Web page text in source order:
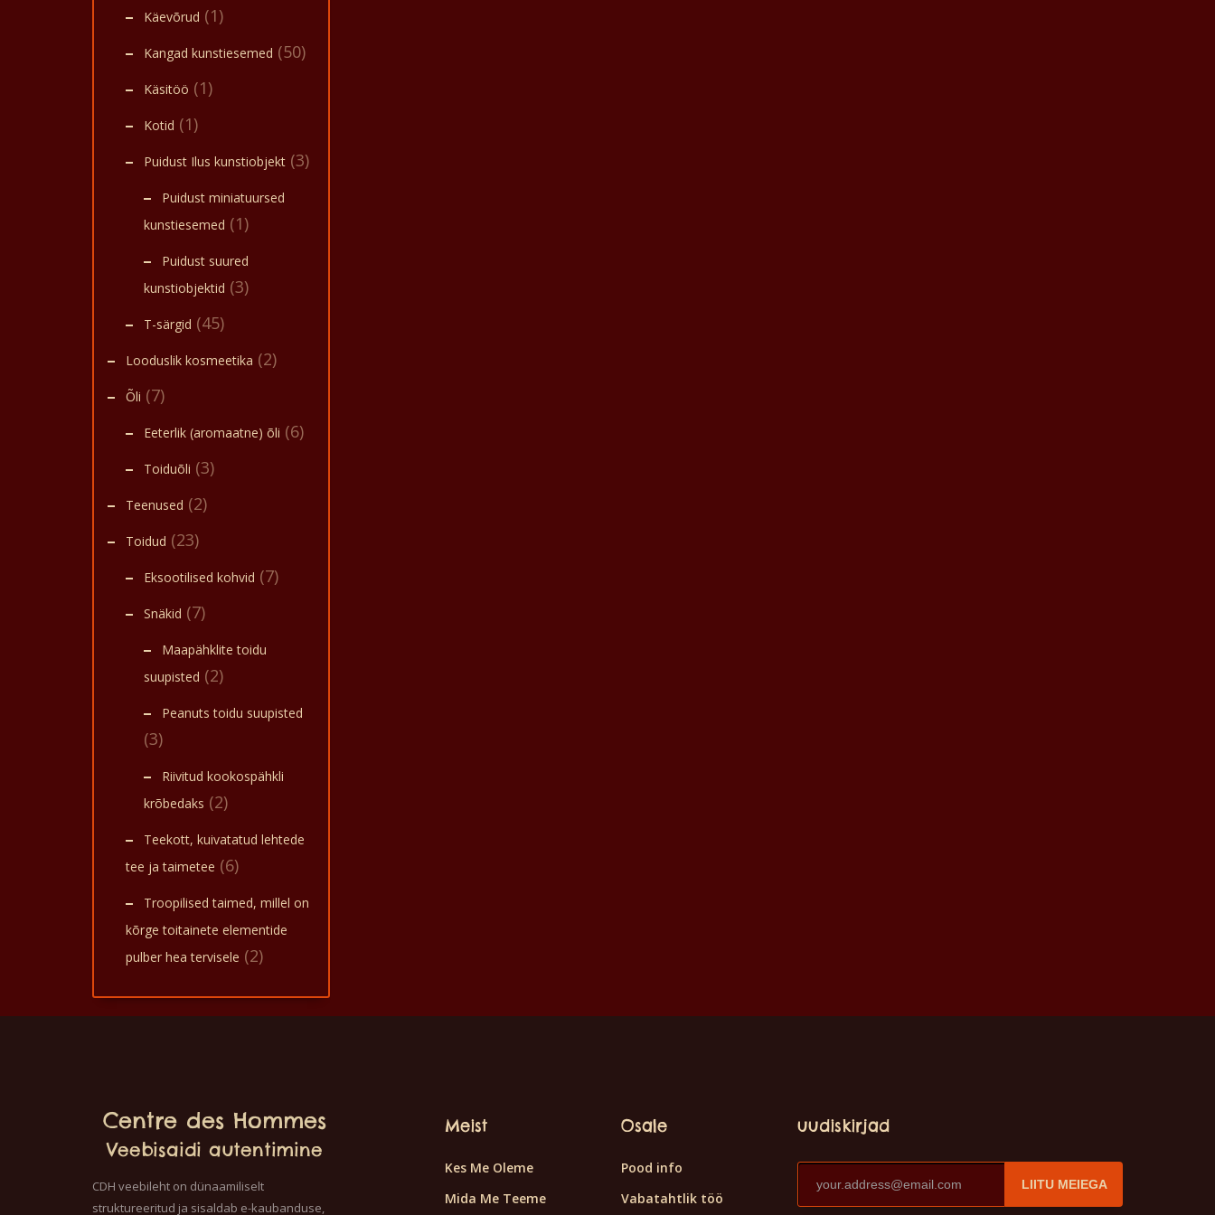
Käevõrud (1)
Kangad kunstiesemed (50)
Käsitöö (1)
Kotid (1)
Puidust Ilus kunstiobjekt (3)
Puidust miniatuursed
kunstiesemed (1)
Puidust suured
kunstiobjektid (3)
T-särgid (45)
Looduslik kosmeetika (2)
Õli (7)
Eeterlik (aromaatne) õli (6)
Toiduõli (3)
Teenused (2)
Toidud (23)
Eksootilised kohvid (7)
Snäkid (7)
Maapähklite toidu
suupisted (2)
Peanuts toidu suupisted
(3)
Riivitud kookospähkli
krõbedaks (2)
Teekott, kuivatatud lehtede
tee ja taimetee (6)
Troopilised taimed, millel on
kõrge toitainete elementide
pulber hea tervisele (2)
Centre des Hommes
Veebisaidi autentimine
CDH veebileht on dünaamiliselt
struktureeritud ja sisaldab e-kaubanduse,
Meist
Kes Me Oleme
Mida Me Teeme
Osale
Pood info
Vabatahtlik töö
uudiskirjad
LIITU MEIEGA